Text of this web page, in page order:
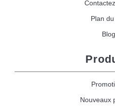
Plan
Blog
Nouveaux